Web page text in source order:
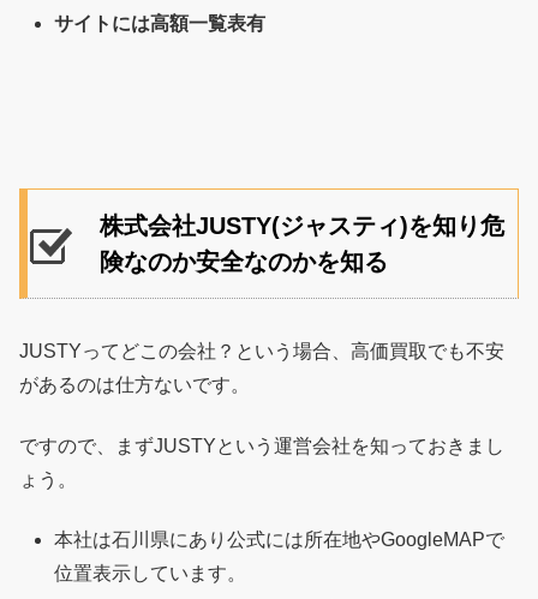
サイトには高額一覧表有
株式会社JUSTY(ジャスティ)を知り危
険なのか安全なのかを知る
JUSTYってどこの会社？という場合、高価買取でも不安
があるのは仕方ないです。
ですので、まずJUSTYという運営会社を知っておきまし
ょう。
本社は石川県にあり公式には所在地やGoogleMAPで
位置表示しています。